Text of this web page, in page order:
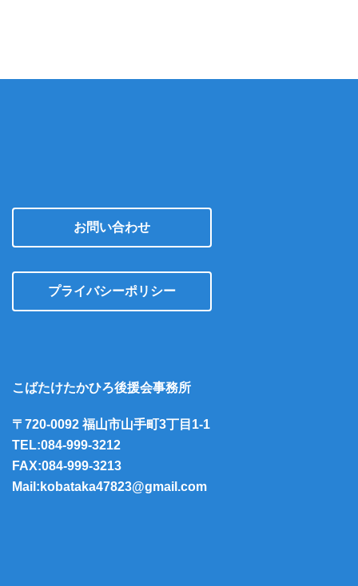
お問い合わせ
プライバシーポリシー
こばたけたかひろ後援会事務所
〒720-0092 福山市山手町3丁目1-1
TEL:084-999-3212
FAX:084-999-3213
Mail:kobataka47823@gmail.com